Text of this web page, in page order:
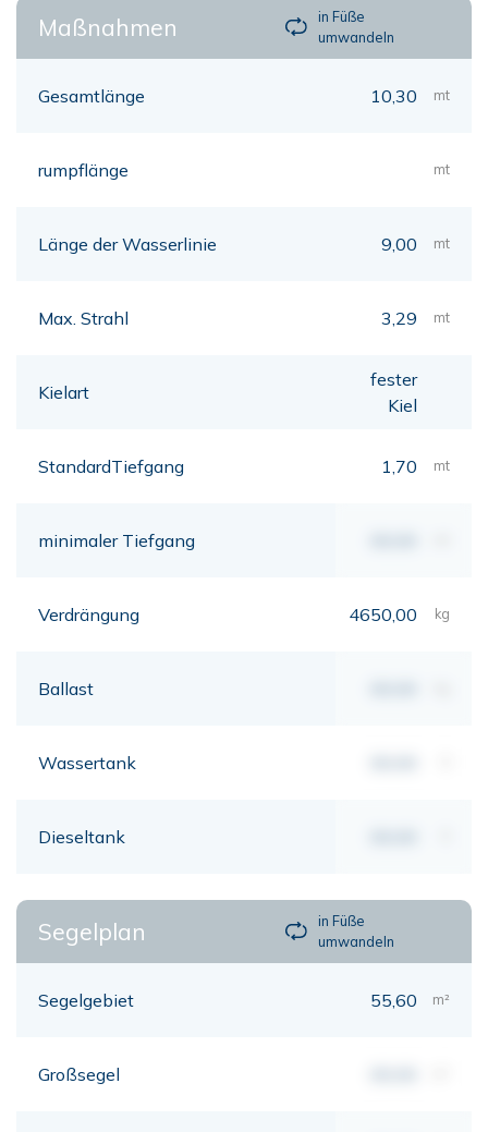
Maßnahmen
in Füße
umwandeln
Gesamtlänge 10,30 mt
rumpflänge mt
Länge der Wasserlinie 9,00 mt
Max. Strahl 3,29 mt
Kielart
fester
Kiel
StandardTiefgang 1,70 mt
minimaler Tiefgang
Verdrängung 4650,00 kg
Ballast
Wassertank
Dieseltank
Segelplan
in Füße
umwandeln
Segelgebiet 55,60 m²
Großsegel